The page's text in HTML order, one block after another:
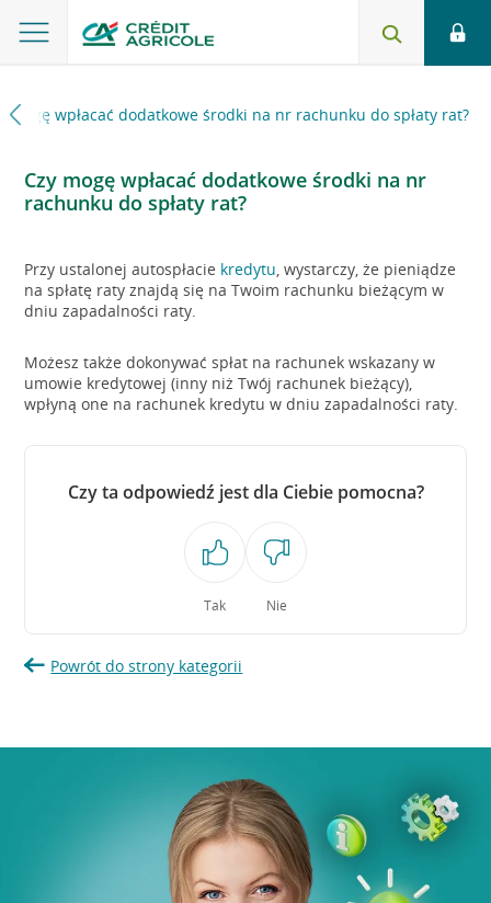
mogę wpłacać dodatkowe środki na nr rachunku do spłaty rat?
Czy mogę wpłacać dodatkowe środki na nr
rachunku do spłaty rat?
Przy ustalonej autospłacie kredytu, wystarczy, że pieniądze
na spłatę raty znajdą się na Twoim rachunku bieżącym w
dniu zapadalności raty.
Możesz także dokonywać spłat na rachunek wskazany w
umowie kredytowej (inny niż Twój rachunek bieżący),
wpłyną one na rachunek kredytu w dniu zapadalności raty.
Czy ta odpowiedź jest dla Ciebie pomocna?
Tak Nie
Powrót do strony kategorii